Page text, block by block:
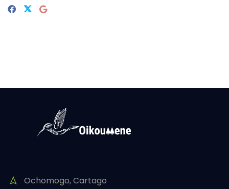
Ochomogo, Cartago